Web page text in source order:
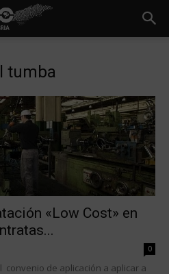
tumba
«Low Cost» en
0
convenio de aplicación a aplicar a